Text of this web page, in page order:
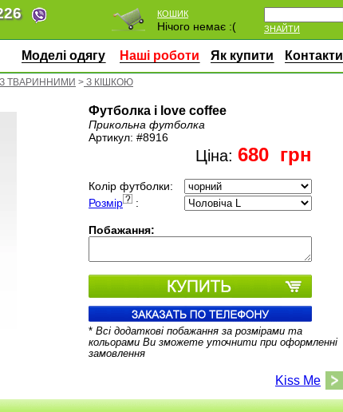
ЗНАЙТИ
КОШИК
Нічого немає :(
Моделі одягу Наші роботи Як купити Контакти
ТВАРИННИМИ > З КІШКОЮ
Футболка i love coffee
Прикольна футболка
Артикул: #8916
Ціна: 680 грн
Колір футболки:
Розмір
:
Побажання:
* Всі додаткові побажання за розмірами та
кольорами Ви зможете уточнити при оформленні
замовлення
Kiss Me